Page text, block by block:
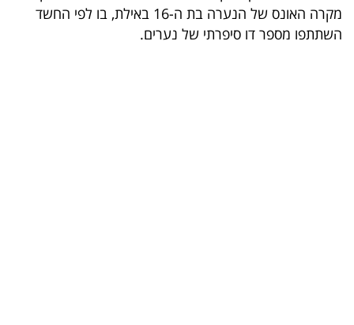
קריירה
ולימודים
מקרה האונס של הנערה בת ה-16 באילת, בו לפי החשד
השתתפו מספר דו סיפרתי של נערים.